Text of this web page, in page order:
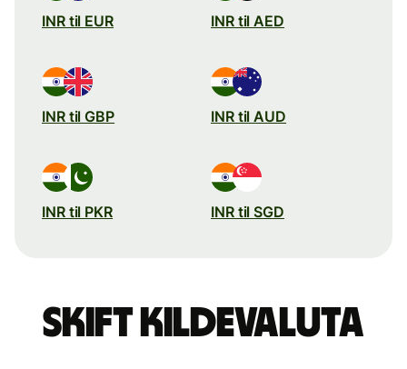
INR til EUR INR til AED
INR til GBP INR til AUD
INR til PKR INR til SGD
Skift kildevaluta